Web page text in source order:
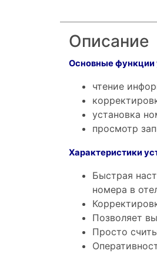
Описание
Основные функции
чтение
установка
просмотр
Характеристики
Быстрая
номера в
Позволяет
Просто